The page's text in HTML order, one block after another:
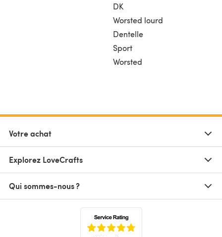
DK
Worsted lourd
Dentelle
Sport
Worsted
Votre achat
Explorez LoveCrafts
Qui sommes-nous ?